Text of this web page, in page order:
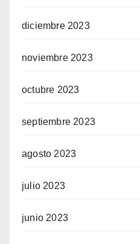
diciembre 2023
noviembre 2023
octubre 2023
septiembre 2023
agosto 2023
julio 2023
junio 2023